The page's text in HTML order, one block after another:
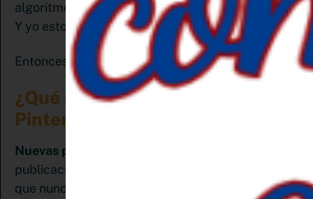
algoritmo nos desafía a crear un mejor contenido.
Y yo estoy completamente de acuerdo con ella
Entonces:
¿Qué deberías crear para
Pinterest?
Nuevas publicaciones de blog:
publicaciones de blog tendrán una nueva URL
que nunca antes se había compartido en